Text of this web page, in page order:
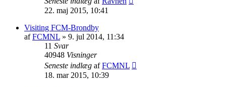
22. maj 2015, 10:41
Visiting FCM-Brondby
afFCMNL » 9. jul 2014, 11:34
11 Svar
40948 Visninger
Seneste indlæg afFCMNL
18. mar 2015, 10:39